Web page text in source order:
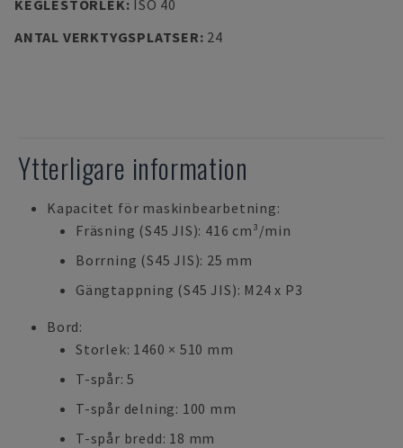
KEGLESTORLEK: ISO 40
ANTAL VERKTYGSPLATSER: 24
Ytterligare information
Kapacitet för maskinbearbetning:
Fräsning (S45 JIS): 416 cm³/min
Borrning (S45 JIS): 25 mm
Gängtappning (S45 JIS): M24 x P3
Bord:
Storlek: 1460 × 510 mm
T-spår: 5
T-spår delning: 100 mm
T-spår bredd: 18 mm